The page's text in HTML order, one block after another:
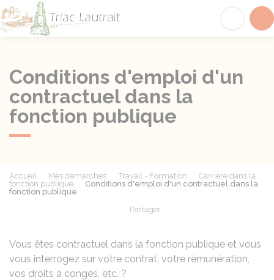
Conditions d'emploi d'un
contractuel dans la
fonction publique
Accueil Mes démarches Travail - Formation
Carrière dans la
fonction publique
Conditions d'emploi d'un contractuel dans la
fonction publique
Partager
Vous êtes contractuel dans la fonction publique et vous
vous interrogez sur votre contrat, votre rémunération,
vos droits à congés, etc. ?